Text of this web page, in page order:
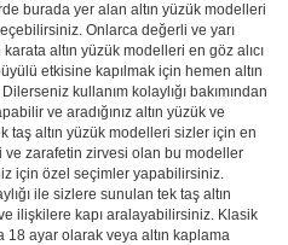
burada yer alan altın yüzük modelleri
Onlarca değerli ve yarı
altın yüzük modelleri en göz alıcı
etkisine kapılmak için hemen altın
kullanım kolaylığı bakımından
ve aradığınız altın yüzük ve
taş altın yüzük modelleri sizler için en
zarafetin zirvesi olan bu modeller
için özel seçimler yapabilirsiniz.
ile sizlere sunulan tek taş altın
ilişkilere kapı aralayabilirsiniz. Klasik
18 ayar olarak veya altın kaplama